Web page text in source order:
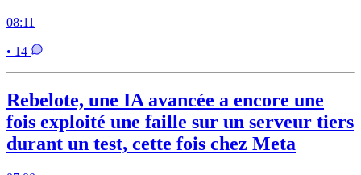
08:11
• 14
Rebelote, une IA avancée a encore une
fois exploité une faille sur un serveur tiers
durant un test, cette fois chez Meta